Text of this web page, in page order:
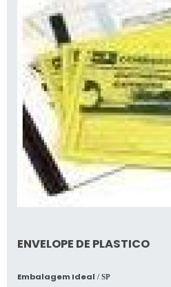
ENVELOPE DE PLASTICO
Embalagem Ideal / SP